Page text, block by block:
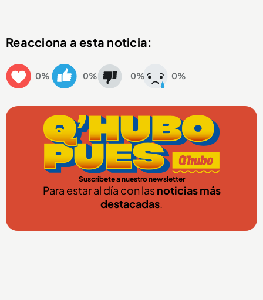
Reacciona a esta noticia:
0% 0% 0% 0%
Suscríbete a nuestro newsletter
Para estar al día con lasnoticias más
destacadas.